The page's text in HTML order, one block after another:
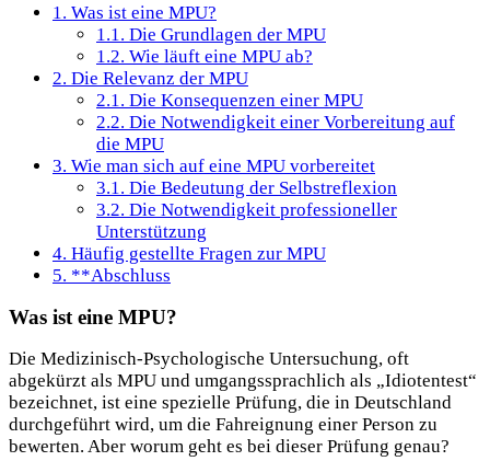
1. Was ist eine MPU?
1.1. Die Grundlagen der MPU
1.2. Wie läuft eine MPU ab?
2. Die Relevanz der MPU
2.1. Die Konsequenzen einer MPU
2.2. Die Notwendigkeit einer Vorbereitung auf
die MPU
3. Wie man sich auf eine MPU vorbereitet
3.1. Die Bedeutung der Selbstreflexion
3.2. Die Notwendigkeit professioneller
Unterstützung
4. Häufig gestellte Fragen zur MPU
5. **Abschluss
Was ist eine MPU?
Die Medizinisch-Psychologische Untersuchung, oft
abgekürzt als MPU und umgangssprachlich als „Idiotentest“
bezeichnet, ist eine spezielle Prüfung, die in Deutschland
durchgeführt wird, um die Fahreignung einer Person zu
bewerten. Aber worum geht es bei dieser Prüfung genau?